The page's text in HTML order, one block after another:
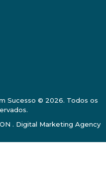
Sucesso © 2026. Todos os
. Digital Marketing Agency